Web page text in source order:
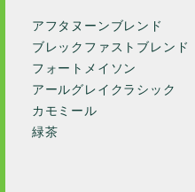
アフタヌーンブレンド
ブレックファストブレンド
フォートメイソン
アールグレイクラシック
カモミール
緑茶